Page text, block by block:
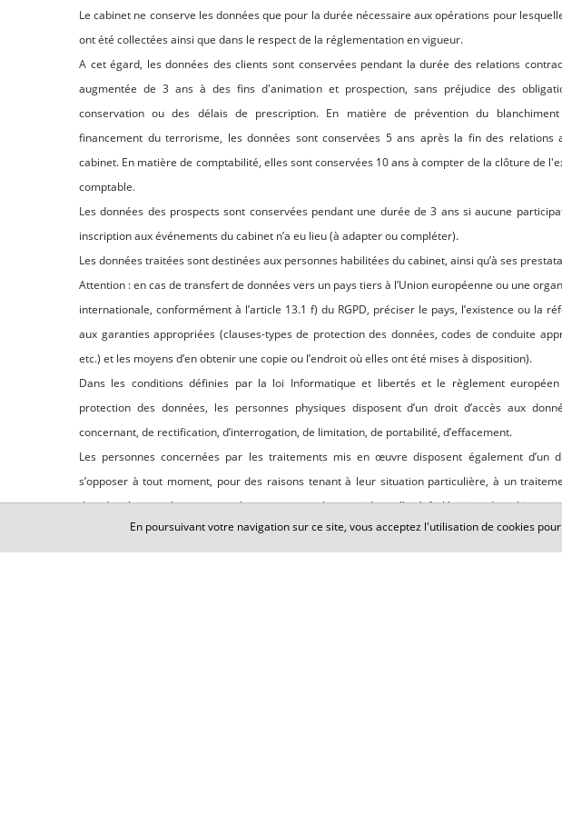
Le cabinet ne conserve les données que pour la durée nécessaire aux opérations pour
ont été collectées ainsi que dans le respect de la réglementation en vigueur.
A cet égard, les données des clients sont conservées pendant la durée des relations
augmentée de 3 ans à des fins d'animation et prospection, sans préjudice des
conservation ou des délais de prescription. En matière de prévention du
financement du terrorisme, les données sont conservées 5 ans après la fin des relations
cabinet. En matière de comptabilité, elles sont conservées 10 ans à compter de la clôture de
comptable.
Les données des prospects sont conservées pendant une durée de 3 ans si aucune
inscription aux événements du cabinet n’a eu lieu (à adapter ou compléter).
Les données traitées sont destinées aux personnes habilitées du cabinet, ainsi qu’à ses
Attention : en cas de transfert de données vers un pays tiers à l’Union européenne ou une
internationale, conformément à l’article 13.1 f) du RGPD, préciser le pays, l’existence ou la
aux garanties appropriées (clauses-types de protection des données, codes de conduite
etc.) et les moyens d’en obtenir une copie ou l’endroit où elles ont été mises à disposition).
Dans les conditions définies par la loi Informatique et libertés et le règlement
protection des données, les personnes physiques disposent d’un droit d’accès aux
concernant, de rectification, d’interrogation, de limitation, de portabilité, d’effacement.
Les personnes concernées par les traitements mis en œuvre disposent également d’un
s’opposer à tout moment, pour des raisons tenant à leur situation particulière, à un
données à caractère personnel ayant comme base juridique l’intérêt légitime du cabinet,
d’un droit d’opposition à la prospection commerciale.
Elles disposent également du droit de définir des directives générales et particulières
En poursuivant votre navigation sur ce site, vous acceptez l'utilisation de cookies